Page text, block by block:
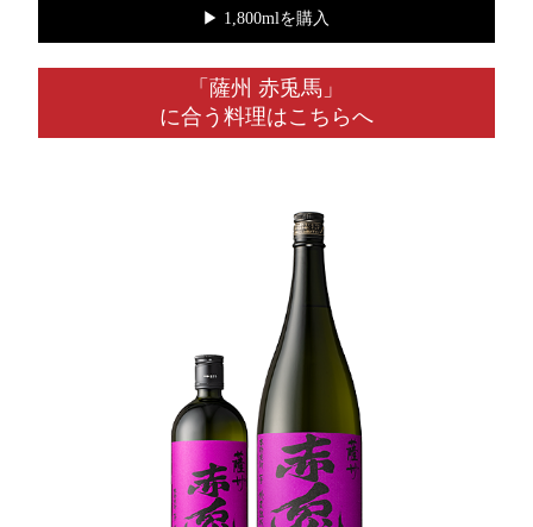
▶︎ 1,800mlを購入
「薩州 赤兎馬」
に合う料理はこちらへ